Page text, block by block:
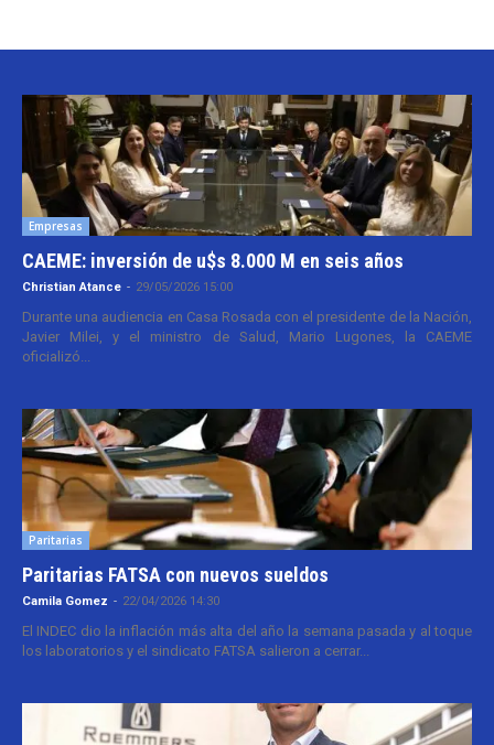
Empresas
CAEME: inversión de u$s 8.000 M en seis años
Christian Atance - 29/05/2026 15:00
Durante una audiencia en Casa Rosada con el presidente de la Nación,
Javier Milei, y el ministro de Salud, Mario Lugones, la CAEME
oficializó...
Paritarias
Paritarias FATSA con nuevos sueldos
Camila Gomez - 22/04/2026 14:30
El INDEC dio la inflación más alta del año la semana pasada y al toque
los laboratorios y el sindicato FATSA salieron a cerrar...